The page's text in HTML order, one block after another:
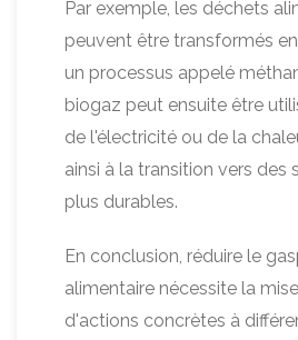
Par exemple, les déchets
peuvent être transformés
un processus appelé
biogaz peut ensuite être
de l'électricité ou de la
ainsi à la transition vers des
plus durables.
En conclusion, réduire le
alimentaire nécessite la
d'actions concrètes à